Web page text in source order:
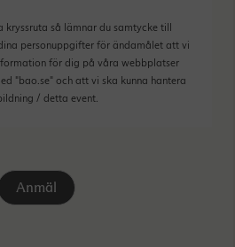
kryssruta så lämnar du samtycke till
personuppgifter för ändamålet att vi
för dig på våra webbplatser
"bao.se" och att vi ska kunna hantera
/ detta event.
Anmäl